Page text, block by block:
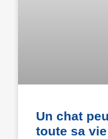
Un chat
toute sa